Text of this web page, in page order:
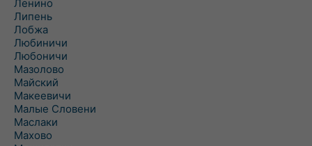
Ленино
Липень
Лобжа
Любиничи
Любоничи
Мазолово
Майский
Макеевичи
Малые Словени
Маслаки
Махово